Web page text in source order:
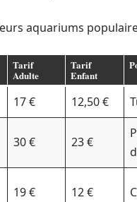
aquariums
Tarif
Adulte
Tarif
Enfant
17 € 12,50 €
30 € 23 €
19 € 12 €